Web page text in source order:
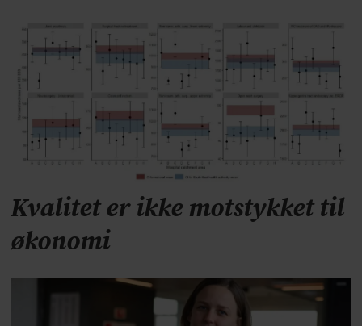
Kvalitet er ikke motstykket til
økonomi